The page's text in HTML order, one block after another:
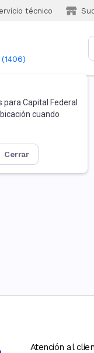
técnico
(1406)
para Capital Federal
cuando
cerrar
Atención al